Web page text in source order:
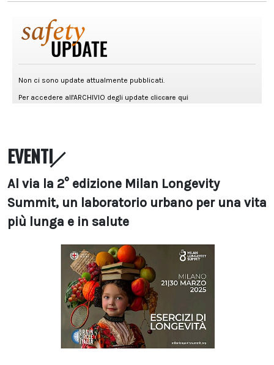
EVENTI
Al via la 2° edizione Milan Longevity
Summit, un laboratorio urbano per una vita
più lunga e in salute